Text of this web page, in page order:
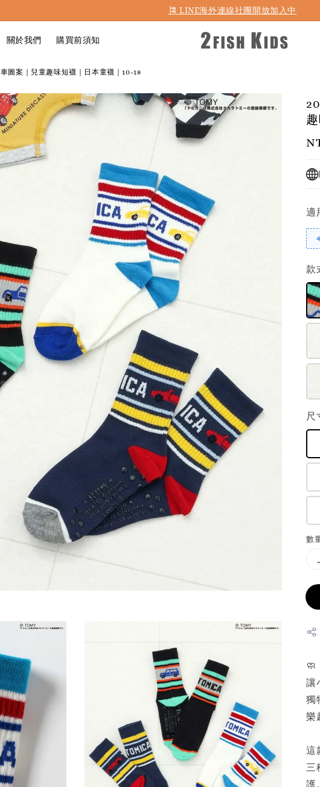
首購折50 ｜ 滿1,500 免運 ｜ 滿2,900 折140 ｜ 3%
關於我們 購買前須知
圖案｜兒童趣味短襪｜日本童襪｜10-18
適
款
尺
數
🧼
讓
獨
樂
這
三
護